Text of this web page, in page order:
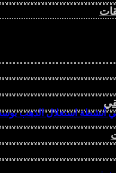
أنشطة استغلال الذهب